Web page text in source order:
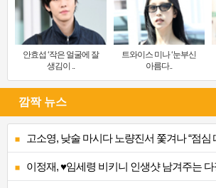
안효섭 ‘작은 얼굴에 잘
생김이 ..
트와이스 미나 ‘눈부신
아름다..
깜짝 뉴스
고소영, 낮술 마시다 노량진서 쫓겨나 “점심
이정재, ♥임세령 비키니 인생샷 남겨주는